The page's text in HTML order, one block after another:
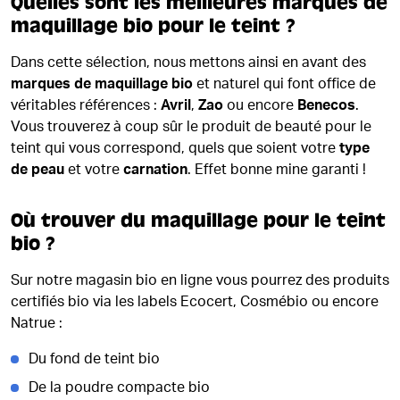
maquillage bio pour le teint ?
Dans cette sélection, nous mettons ainsi en avant des
marques de maquillage bio et naturel qui font office de
véritables références : Avril , Zao ou encore Benecos.
Vous trouverez à coup sûr le produit de beauté pour le
teint qui vous correspond, quels que soient votre type
de peau et votre carnation. Effet bonne mine garanti !
Où trouver du maquillage pour le teint
bio ?
Sur notre magasin bio en ligne vous pourrez des produits
certifiés bio via les labels Ecocert, Cosmébio ou encore
Natrue :
Du fond de teint bio
De la poudre compacte bio